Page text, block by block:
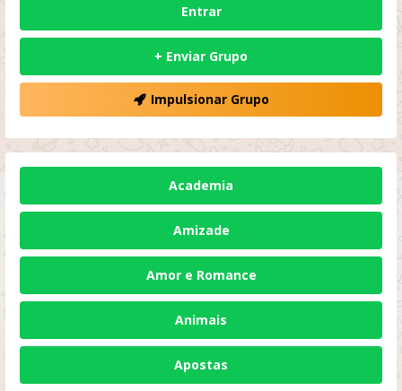
Entrar
+ Enviar Grupo
Impulsionar Grupo
Academia
Amizade
Amor e Romance
Animais
Apostas